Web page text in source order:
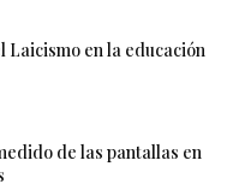
Laicismo en la educación
de las pantallas en